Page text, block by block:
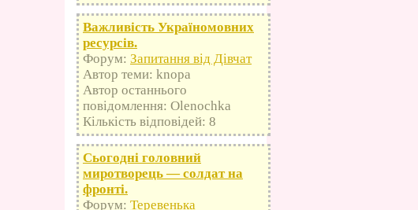
Важливість Україномовних
ресурсів.
Форум: Запитання від Дівчат
Автор теми: knopa
Автор останнього
повідомлення: Olenochka
Кількість відповідей: 8
Сьогодні головний
миротворець — солдат на
фронті.
Форум: Теревенька